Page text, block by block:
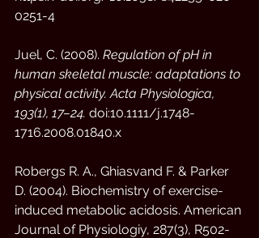
0251-4
Juel, C. (2008). Regulation of pH in
human skeletal muscle: adaptations to
physical activity. Acta Physiologica,
193(1), 17–24. doi:10.1111/j.1748-
1716.2008.01840.x
Robergs R. A., Ghiasvand F. & Parker
D. (2004). Biochemistry of exercise-
induced metabolic acidosis. American
Journal of Physiologiy, 287(3), R502-